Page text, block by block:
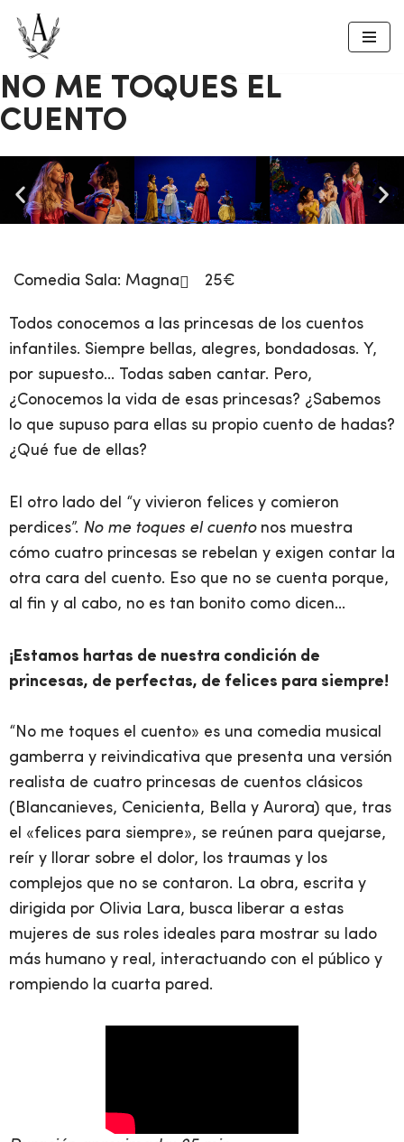
Saltar
al
contenido
NO ME TOQUES EL
CUENTO
Comedia Sala: Magna 25€
Todos conocemos a las princesas de los cuentos
infantiles. Siempre bellas, alegres, bondadosas. Y,
por supuesto… Todas saben cantar. Pero,
¿Conocemos la vida de esas princesas? ¿Sabemos
lo que supuso para ellas su propio cuento de hadas?
¿Qué fue de ellas?
El otro lado del “y vivieron felices y comieron
perdices”. No me toques el cuentonos muestra
cómo cuatro princesas se rebelan y exigen contar la
otra cara del cuento. Eso que no se cuenta porque,
al fin y al cabo, no es tan bonito como dicen…
¡Estamos hartas de nuestra condición de
princesas, de perfectas, de felices para siempre!
“No me toques el cuento» es una comedia musical
gamberra y reivindicativa que presenta una versión
realista de cuatro princesas de cuentos clásicos
(Blancanieves, Cenicienta, Bella y Aurora) que, tras
el «felices para siempre», se reúnen para quejarse,
reír y llorar sobre el dolor, los traumas y los
complejos que no se contaron. La obra, escrita y
dirigida por Olivia Lara, busca liberar a estas
mujeres de sus roles ideales para mostrar su lado
más humano y real, interactuando con el público y
rompiendo la cuarta pared.